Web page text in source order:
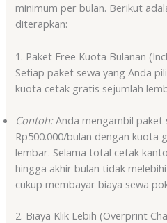
minimum per bulan. Berikut
diterapkan:
1. Paket Free Kuota Bulanan
Setiap paket sewa yang Anda
kuota cetak gratis sejumlah
Contoh:Anda mengambil paket
Rp500.000/bulan dengan kuota
lembar. Selama total cetak
hingga akhir bulan tidak
cukup membayar biaya sewa
2. Biaya Klik Lebih (Overprint